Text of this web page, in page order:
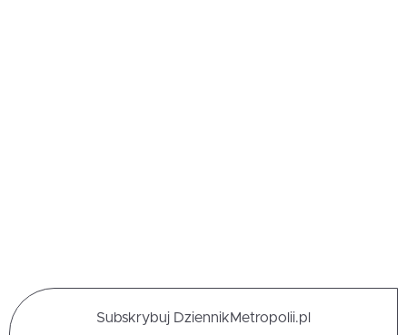
Subskrybuj DziennikMetropolii.pl